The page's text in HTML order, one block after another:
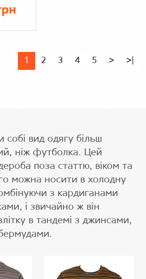
1 2 3 4 5 > >|
собі вид одягу більш
ніж футболка. Цей
поза статтю, віком та
можна носити в холодну
з кардиганами
і звичайно ж він
в тандемі з джинсами,